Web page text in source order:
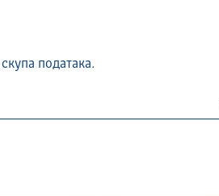
података.